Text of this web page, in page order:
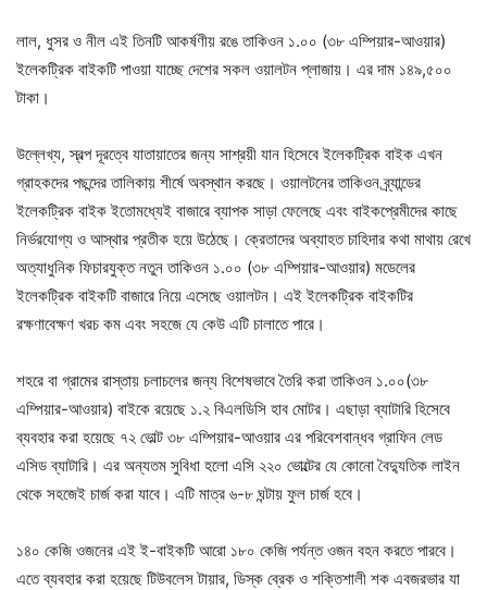
লাল, ধুসর ও নীল এই তিনটি আকর্ষণীয় রঙে তাকিওন ১.০০ (৩৮ এম্পিয়ার-আওয়ার)
ইলেকট্রিক বাইকটি পাওয়া যাচ্ছে দেশের সকল ওয়ালটন প্লাজায়। এর দাম ১৪৯,৫০০
টাকা।
উল্লেখ্য, স্বল্প দূরত্বে যাতায়াতের জন্য সাশ্রয়ী যান হিসেবে ইলেকট্রিক বাইক এখন
গ্রাহকদের পছন্দের তালিকায় শীর্ষে অবস্থান করছে। ওয়ালটনের তাকিওন ব্র্যান্ডের
ইলেকট্রিক বাইক ইতোমধ্যেই বাজারে ব্যাপক সাড়া ফেলেছে এবং বাইকপ্রেমীদের কাছে
নির্ভরযোগ্য ও আস্থার প্রতীক হয়ে উঠেছে। ক্রেতাদের অব্যাহত চাহিদার কথা মাথায় রেখে
অত্যাধুনিক ফিচারযুক্ত নতুন তাকিওন ১.০০ (৩৮ এম্পিয়ার-আওয়ার) মডেলের
ইলেকট্রিক বাইকটি বাজারে নিয়ে এসেছে ওয়ালটন। এই ইলেকট্রিক বাইকটির
রক্ষণাবেক্ষণ খরচ কম এবং সহজে যে কেউ এটি চালাতে পারে।
শহরে বা গ্রামের রাস্তায় চলাচলের জন্য বিশেষভাবে তৈরি করা তাকিওন ১.০০(৩৮
এম্পিয়ার-আওয়ার) বাইকে রয়েছে ১.২ বিএলডিসি হাব মোটর। এছাড়া ব্যাটারি হিসেবে
ব্যবহার করা হয়েছে ৭২ ভোল্ট ৩৮ এম্পিয়ার-আওয়ার এর পরিবেশবান্ধব গ্রাফিন লেড
এসিড ব্যাটারি। এর অন্যতম সুবিধা হলো এসি ২২০ ভোল্টের যে কোনো বৈদ্যুতিক লাইন
থেকে সহজেই চার্জ করা যাবে। এটি মাত্র ৬-৮ ঘন্টায় ফুল চার্জ হবে।
১৪০ কেজি ওজনের এই ই-বাইকটি আরো ১৮০ কেজি পর্যন্ত ওজন বহন করতে পারবে।
এতে ব্যবহার করা হয়েছে টিউবলেস টায়ার, ডিস্ক ব্রেক ও শক্তিশালী শক এবজরভার যা